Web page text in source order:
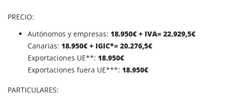
PRECIO:
Autónomos y empresas: 18.950€ + IVA= 22.929,5€
Canarias: 18.950€ + IGIC*= 20.276,5€
Exportaciones UE**: 18.950€
Exportaciones fuera UE***: 18.950€
PARTICULARES: